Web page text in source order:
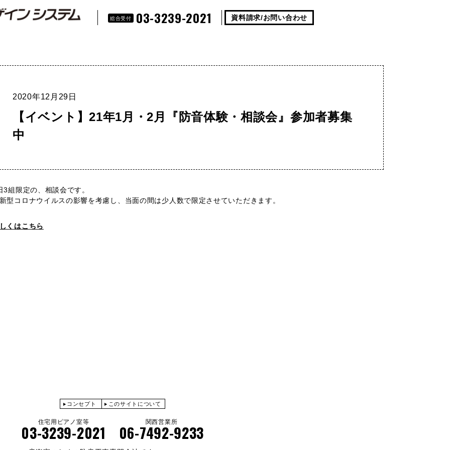
総合受付 03-3239-2021 資料請求/お問い合わせ
2020年12月29日
【イベント】21年1月・2月『防音体験・相談会』参加者募集
中
3組限定の、相談会です。
型コロナウイルスの影響を考慮し、当面の間は少人数で限定させていただきます。
くはこちら
コンセプト このサイトについて
住宅用ピアノ室等
03-3239-2021
関西営業所
06-7492-9233